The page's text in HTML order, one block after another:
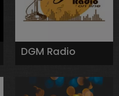
DGM Radio